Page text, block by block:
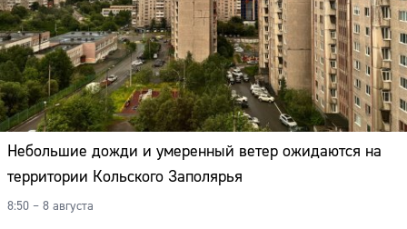
Небольшие дожди и умеренный ветер ожидаются на
территории Кольского Заполярья
8:50 – 8 августа